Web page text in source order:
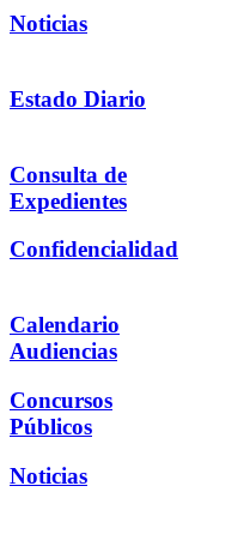
Noticias
Estado Diario
Consulta de
Expedientes
Confidencialidad
Calendario
Audiencias
Concursos
Públicos
Noticias